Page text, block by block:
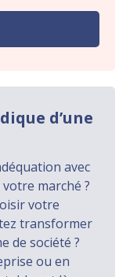
d’une
avec
marché ?
votre
transformer
de société ?
ou en